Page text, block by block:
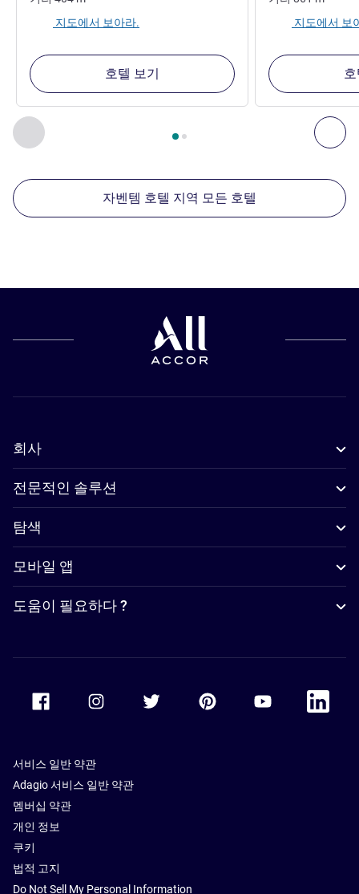
이전 - 주변에 있는 다른 시설 다
2/ 페이지 , 주변에 있는 다른 시설 1 :, 주변에 있는 다른 시
지도에서 보아라.
호텔 보기
지도에서 보
자벤템 호텔 지역 모든 호텔
회사
전문적인 솔루션
탐색
모바일 앱
도움이 필요하다 ?
Accor Youtube
Accor
서비스 일반 약관
Adagio 서비스 일반 약관
멤버십 약관
개인 정보
쿠키
법적 고지
Do Not Sell My Personal Information